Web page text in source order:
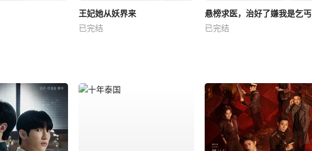
王妃她从妖界来
已完结
悬榜求医，治好了嫌我是乞丐
已完结